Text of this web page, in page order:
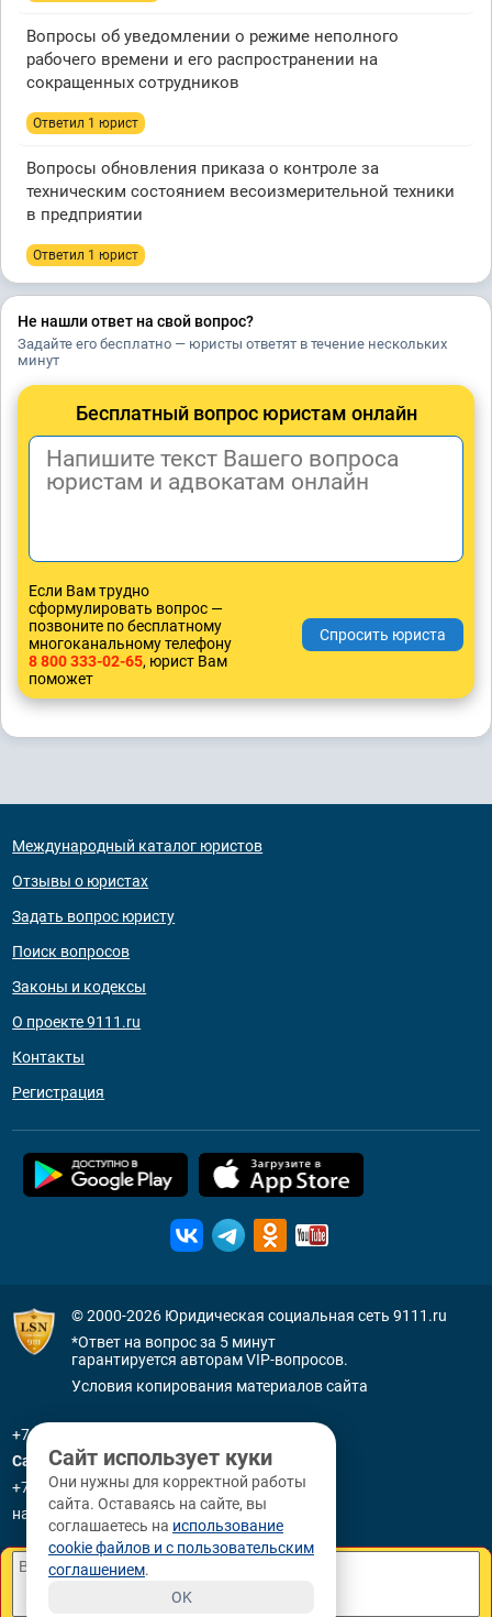
Вопросы об уведомлении о режиме неполного
рабочего времени и его распространении на
сокращенных сотрудников
Ответил 1 юрист
Вопросы обновления приказа о контроле за
техническим состоянием весоизмерительной техники
в предприятии
Ответил 1 юрист
Не нашли ответ на свой вопрос?
Задайте его бесплатно — юристы ответят в течение нескольких
минут
Бесплатный вопрос юристам онлайн
Если Вам трудно
сформулировать вопрос —
позвоните по бесплатному
многоканальному телефону
8 800 333-02-65, юрист Вам
поможет
Международный каталог юристов
Отзывы о юристах
Задать вопрос юристу
Поиск вопросов
Законы и кодексы
О проекте 9111.ru
Контакты
Регистрация
© 2000-2026 Юридическая социальная сеть 9111.ru
*Ответ на вопрос за 5 минут
гарантируется авторам VIP-вопросов.
Условия копирования материалов сайта
+7 (800) 505-91-11
Санкт-Петербург
+7 (812) 336-92-64
наб. р. Фонтанки, д. 59
Сайт использует куки
Они нужны для корректной работы
сайта. Оставаясь на сайте, вы
соглашаетесь на использование
cookie файлов и с пользовательским
соглашением.
OK